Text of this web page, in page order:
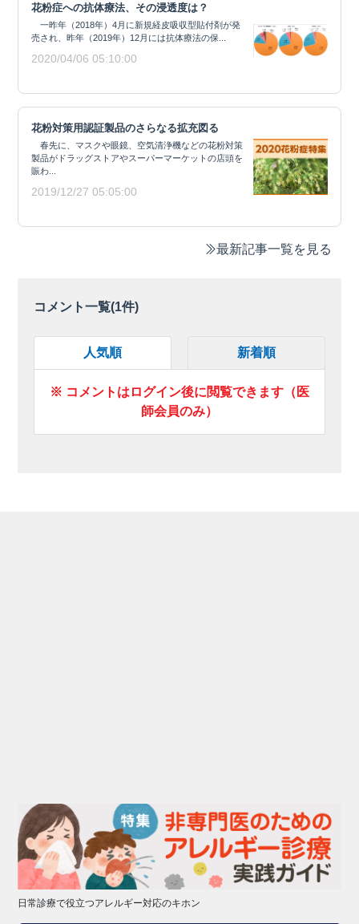
花粉症への抗体療法、その浸透度は？
一昨年（2018年）4月に新規経皮吸収型貼付剤が発
売され、昨年（2019年）12月には抗体療法の保...
2020/04/06 05:10:00
花粉対策用認証製品のさらなる拡充図る
春先に、マスクや眼鏡、空気清浄機などの花粉対策
製品がドラッグストアやスーパーマーケットの店頭を
賑わ...
2019/12/27 05:05:00
最新記事一覧を見る
コメント一覧(1件)
人気順 新着順
※ コメントはログイン後に閲覧できます（医
師会員のみ）
日常診療で役立つアレルギー対応のキホン